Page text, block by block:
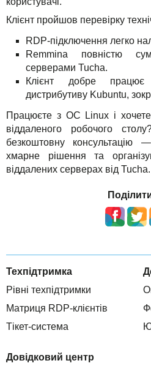
Клієнт пройшов перевірку
RDP-підключення легко
Remmina повністю
серверами Tucha.
Клієнт добре
дистрибутиву Kubuntu,
Працюєте з ОС Linux і
віддаленого робочого
безкоштовну консультацію
хмарне рішення та
віддалених серверах від Tucha.
Техпідтримка
Рівні техпідтримки
Матриця RDP-клієнтів
Тікет-система
Довідковий центр